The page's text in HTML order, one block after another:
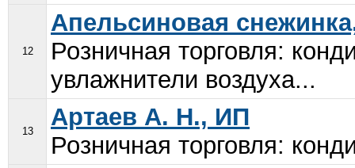
12
Апельсиновая
Розничная торговля:
увлажнители воздуха...
13
Артаев А. Н., ИП
Розничная торговля: